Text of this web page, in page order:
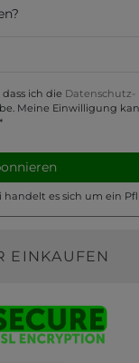
ich die Daten­schutz­
Meine Einwilligung
handelt es sich um ein
EINKAUFEN